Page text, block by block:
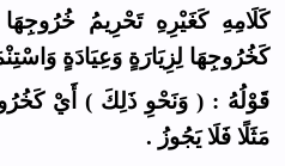
كَلَامِهِ كَغَيْرِهِ تَحْرِيمُ
كَخُرُوجِهَا لِزِيَارَةٍ وَعِيَادَةٍ
قَوْلُهُ : ( وَنَحْوِ ذَلِكَ ) أَيْ
مَثَلًا فَلَا يَجُوزُ .